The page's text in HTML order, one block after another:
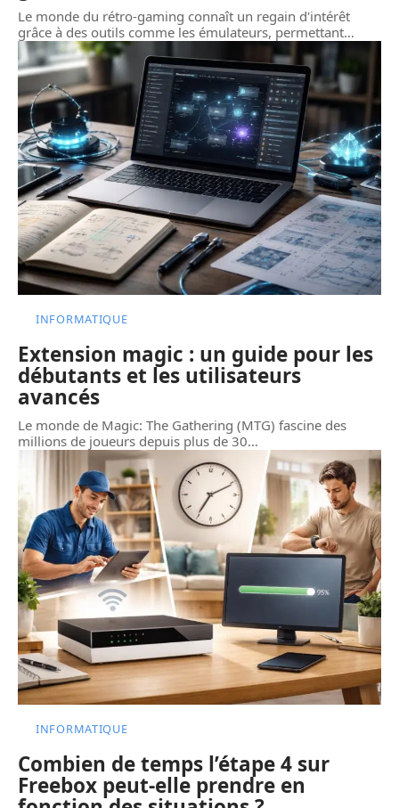
Le monde du rétro-gaming connaît un regain d'intérêt
grâce à des outils comme les émulateurs, permettant…
INFORMATIQUE
Extension magic : un guide pour les
débutants et les utilisateurs
avancés
Le monde de Magic: The Gathering (MTG) fascine des
millions de joueurs depuis plus de 30…
INFORMATIQUE
Combien de temps l’étape 4 sur
Freebox peut-elle prendre en